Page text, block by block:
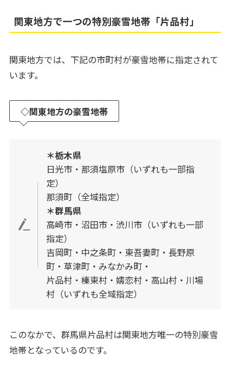
関東地方で一つの特別豪雪地帯「片品村」
関東地方では、下記の市町村が豪雪地帯に指定されて
います。
◇関東地方の豪雪地帯
＊栃木県
日光市・那須塩原市（いずれも一部指
定）
那須町（全域指定）
＊群馬県
高崎市・沼田市・渋川市（いずれも一部
指定）
吉岡町・中之条町・東吾妻町・長野原
町・草津町・みなかみ町・
片品村・榛東村・嬬恋村・高山村・川場
村（いずれも全域指定）
このなかで、群馬県片品村は関東地方唯一の特別豪雪
地帯となっているのです。